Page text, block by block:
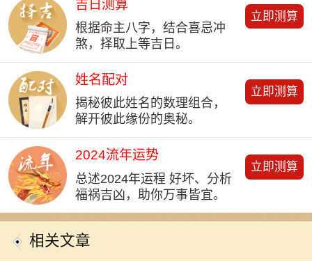
吉日测算
根据命主八字，结合喜忌冲
煞，择取上等吉日。
立即测算
姓名配对
揭秘彼此姓名的数理组合，
解开彼此缘份的奥秘。
立即测算
2024流年运势
总述2024年运程 好坏、分析
福祸吉凶，助你万事皆宜。
立即测算
相关文章